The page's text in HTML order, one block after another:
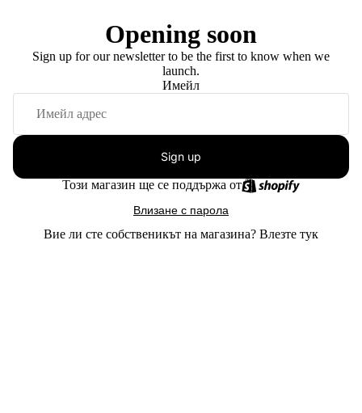
Opening soon
Sign up for our newsletter to be the first to know when we
launch.
Имейл
Sign up
Този магазин ще се поддържа от
Влизане с парола
Вие ли сте собственикът на магазина? Влезте тук